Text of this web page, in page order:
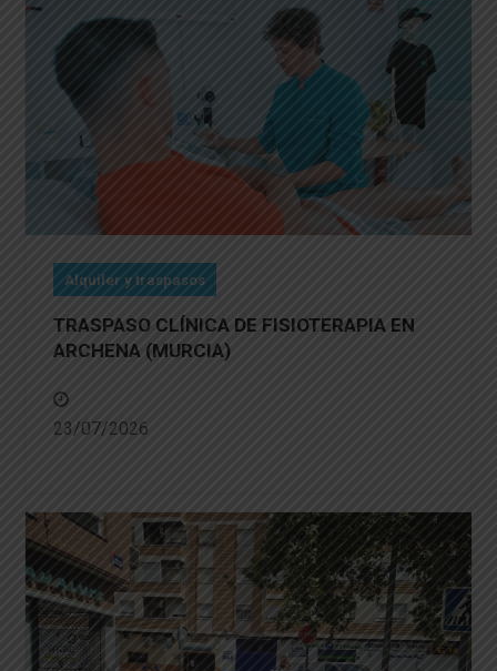
Alquiler y traspasos
TRASPASO CLÍNICA DE FISIOTERAPIA EN
ARCHENA (MURCIA)
23/07/2026